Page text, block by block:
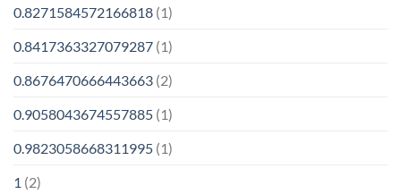
0.8271584572166818 (1)
0.8417363327079287 (1)
0.8676470666443663 (2)
0.9058043674557885 (1)
0.9823058668311995 (1)
1 (2)